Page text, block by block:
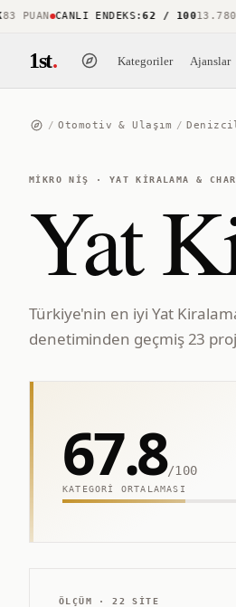
CANLI ENDEKS:62 / 100 13.780
1st. Kategoriler Ajanslar
/ Otomotiv & Ulaşım /
MIKRO NIŞ · YAT KIRALAMA &
Yat
Türkiye'nin en iyi Yat
denetiminden geçmiş 23
67.8/100
KATEGORI ORTALAMASI
ÖLÇÜM ·22 SITE